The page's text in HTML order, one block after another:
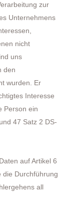
zur
Unternehmens
nicht
uns
den
wurden. Er
Interesse
Person ein
47 Satz 2 DS-
auf Artikel 6
die Durchführung
all